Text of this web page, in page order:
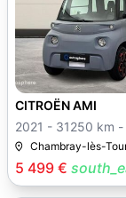
5 499 €
CITROËN AMI
Chambray-lès-